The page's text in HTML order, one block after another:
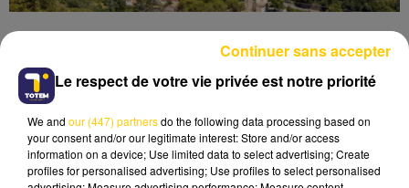
Lecture (4 min 10 sec)
Le respect de votre vie privée est notre priorité
We and our (447) partnersdo the following data processing based on
your consent and/or our legitimate interest: Store and/or access
information on a device; Use limited data to select advertising; Create
profiles for personalised advertising; Use profiles to select personalised
Continuer sans accepter